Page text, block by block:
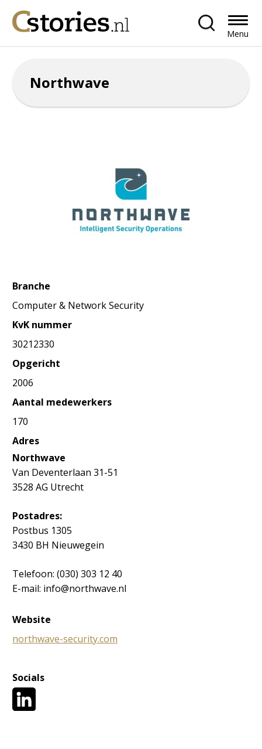
Menu
Northwave
Branche
Computer & Network Security
KvK nummer
30212330
Opgericht
2006
Aantal medewerkers
170
Adres
Northwave
Van Deventerlaan 31-51
3528 AG Utrecht
Postadres:
Postbus 1305
3430 BH Nieuwegein
Telefoon: (030) 303 12 40
E-mail: info@northwave.nl
Website
northwave-security.com
Socials